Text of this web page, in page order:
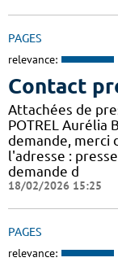
PAGES
relevance:
Contact
Attachées de
POTREL Aurélia
demande, merci
l'adresse :
demande d
18/02/2026 15:25
PAGES
relevance: